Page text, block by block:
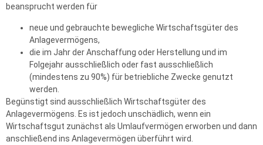
beansprucht werden für
neue und gebrauchte bewegliche Wirtschaftsgüter des
Anlagevermögens,
die im Jahr der Anschaffung oder Herstellung und im
Folgejahr ausschließlich oder fast ausschließlich
(mindestens zu 90%) für betriebliche Zwecke genutzt
werden.
Begünstigt sind ausschließlich Wirtschaftsgüter des
Anlagevermögens. Es ist jedoch unschädlich, wenn ein
Wirtschaftsgut zunächst als Umlaufvermögen erworben und dann
anschließend ins Anlagevermögen überführt wird.